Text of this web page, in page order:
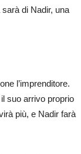
di Nadir, una
l’imprenditore.
suo arrivo proprio
più, e Nadir farà